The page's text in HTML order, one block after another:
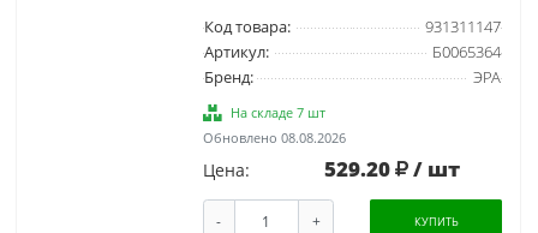
Код товара:
931311147
Артикул:
Б0065364
Бренд:
ЭРА
На складе 7 шт
Обновлено 08.08.2026
Цена: 529.20 / шт
- + КУПИТЬ